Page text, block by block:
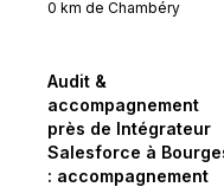
0 km de Chambéry
Audit &
accompagnement
près de Intégrateur
Salesforce à
: accompagnement